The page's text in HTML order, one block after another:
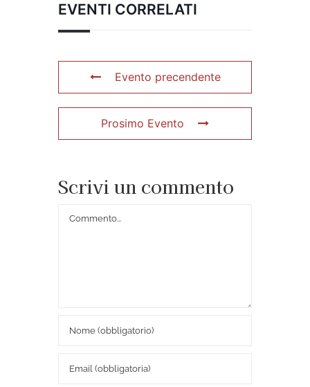
EVENTI CORRELATI
Evento precendente
Prosimo Evento
Scrivi un commento
Commento